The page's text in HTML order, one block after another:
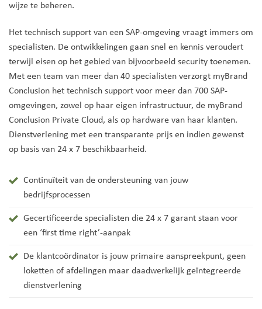
wijze te beheren.
Het technisch support van een SAP-omgeving vraagt immers om
specialisten. De ontwikkelingen gaan snel en kennis veroudert
terwijl eisen op het gebied van bijvoorbeeld security toenemen.
Met een team van meer dan 40 specialisten verzorgt myBrand
Conclusion het technisch support voor meer dan 700 SAP-
omgevingen, zowel op haar eigen infrastructuur, de myBrand
Conclusion Private Cloud, als op hardware van haar klanten.
Dienstverlening met een transparante prijs en indien gewenst
op basis van 24 x 7 beschikbaarheid.
Continuïteit van de ondersteuning van jouw
bedrijfsprocessen
Gecertificeerde specialisten die 24 x 7 garant staan voor
een ‘first time right’-aanpak
De klantcoördinator is jouw primaire aanspreekpunt, geen
loketten of afdelingen maar daadwerkelijk geïntegreerde
dienstverlening